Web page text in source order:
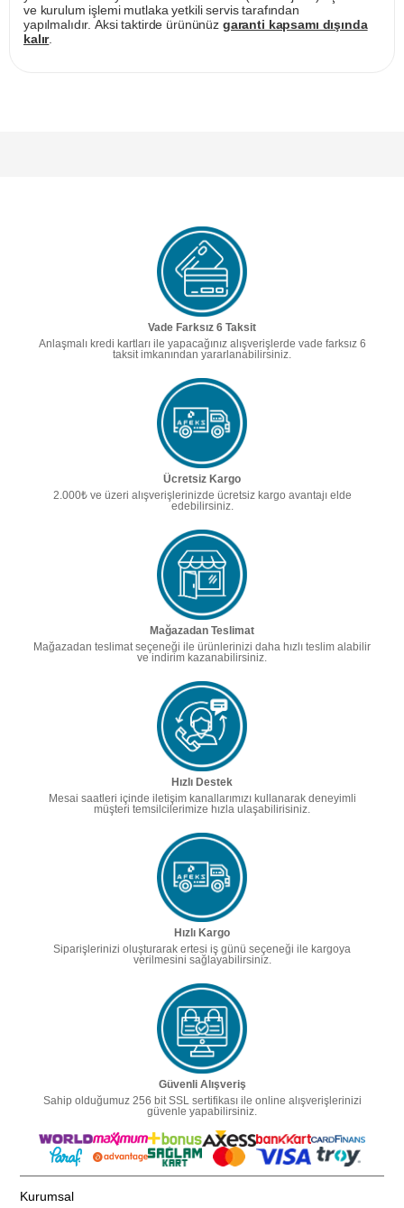
ve kurulum işlemi mutlaka yetkili servis tarafından
yapılmalıdır. Aksi taktirde ürününüz garanti kapsamı dışında
kalır.
Vade Farksız 6 Taksit
Anlaşmalı kredi kartları ile yapacağınız alışverişlerde vade farksız 6
taksit imkanından yararlanabilirsiniz.
Ücretsiz Kargo
2.000₺ ve üzeri alışverişlerinizde ücretsiz kargo avantajı elde
edebilirsiniz.
Mağazadan Teslimat
Mağazadan teslimat seçeneği ile ürünlerinizi daha hızlı teslim alabilir
ve indirim kazanabilirsiniz.
Hızlı Destek
Mesai saatleri içinde iletişim kanallarımızı kullanarak deneyimli
müşteri temsilcilerimize hızla ulaşabilirisiniz.
Hızlı Kargo
Siparişlerinizi oluşturarak ertesi iş günü seçeneği ile kargoya
verilmesini sağlayabilirsiniz.
Güvenli Alışveriş
Sahip olduğumuz 256 bit SSL sertifikası ile online alışverişlerinizi
güvenle yapabilirsiniz.
Kurumsal